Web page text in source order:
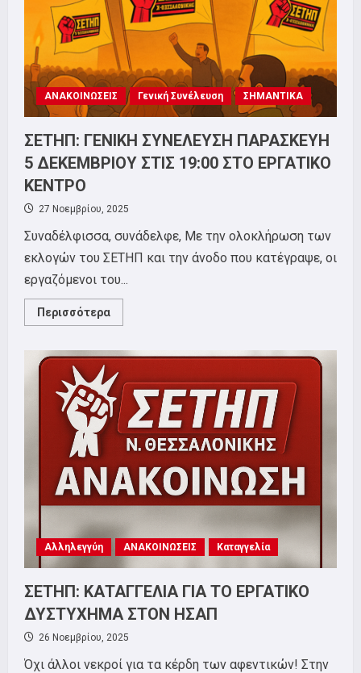
ΑΠΟΛΥΣΗ
ΤΟΥ
ΣΥΝΑΔΕΛΦΟΥ!
REINSTATE
OUR
COLLEAGUE
BACK
TO
WORK!
ΑΝΑΚΟΙΝΩΣΕΙΣ Γενική Συνέλευση ΣΗΜΑΝΤΙΚΑ
ΣΕΤΗΠ: ΓΕΝΙΚΗ ΣΥΝΕΛΕΥΣΗ ΠΑΡΑΣΚΕΥΗ
5 ΔΕΚΕΜΒΡΙΟΥ ΣΤΙΣ 19:00 ΣΤΟ ΕΡΓΑΤΙΚΟ
ΚΕΝΤΡΟ
27 Νοεμβρίου, 2025
Συναδέλφισσα, συνάδελφε, Με την ολοκλήρωση των
εκλογών του ΣΕΤΗΠ και την άνοδο που κατέγραψε, οι
εργαζόμενοι του...
Περισσότερα
more
ΓΕΝΙΚΗ
ΠΑΡΑΣΚΕΥΗ
5
ΔΕΚΕΜΒΡΙΟΥ
ΣΤΙΣ
19:00
ΣΤΟ
ΕΡΓΑΤΙΚΟ
Αλληλεγγύη ΑΝΑΚΟΙΝΩΣΕΙΣ Καταγγελία
ΣΕΤΗΠ: ΚΑΤΑΓΓΕΛΙΑ ΓΙΑ ΤΟ ΕΡΓΑΤΙΚΟ
ΔΥΣΤΥΧΗΜΑ ΣΤΟΝ ΗΣΑΠ
26 Νοεμβρίου, 2025
Όχι άλλοι νεκροί για τα κέρδη των αφεντικών! Στην